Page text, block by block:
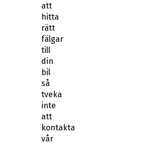
att
hitta
rätt
fälgar
till
din
bil
så
tveka
inte
att
kontakta
vår